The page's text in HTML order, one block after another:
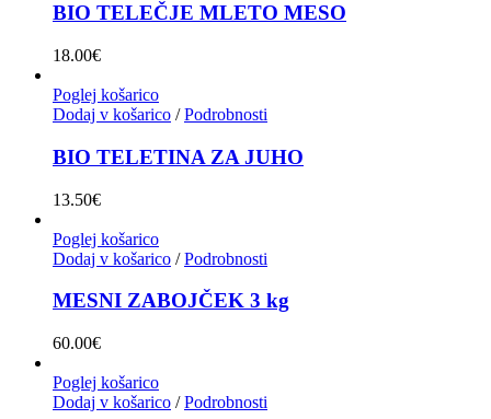
BIO TELEČJE MLETO MESO
18.00€
Poglej košarico
Dodaj v košarico / Podrobnosti
BIO TELETINA ZA JUHO
13.50€
Poglej košarico
Dodaj v košarico / Podrobnosti
MESNI ZABOJČEK 3 kg
60.00€
Poglej košarico
Dodaj v košarico / Podrobnosti